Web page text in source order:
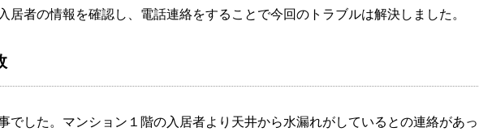
居者の情報を確認し、電話連絡をすることで今回のトラブルは解決しました。
でした。マンション１階の入居者より天井から水漏れがしているとの連絡があっ